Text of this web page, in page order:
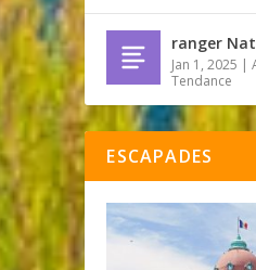
ranger
Jan 1, 2025 |
Tendance
ESCAPADES